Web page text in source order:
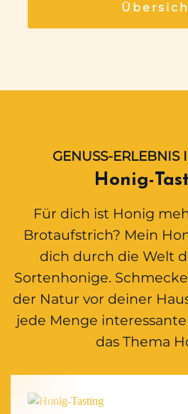
GENUSS-ERLEBNIS
Honig-
Für dich ist Honig
Brotaufstrich? Mein
dich durch die Welt
Sortenhonige.
der Natur vor deiner
jede Menge
das Thema